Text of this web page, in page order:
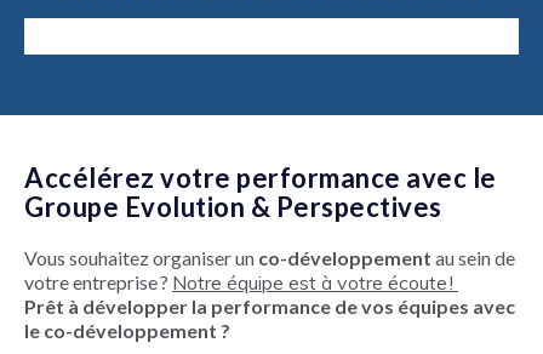
Accélérez votre performance avec le
Groupe Evolution & Perspectives
Vous souhaitez organiser un co-développement au sein de
votre entreprise ? Notre équipe est à votre écoute !
Prêt à développer la performance de vos équipes avec
le co-développement ?